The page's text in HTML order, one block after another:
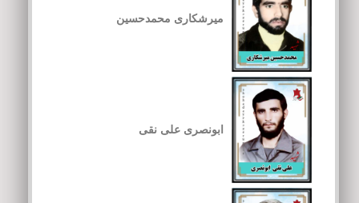
میرشکاری محمدحسین
ابونصری علی نقی